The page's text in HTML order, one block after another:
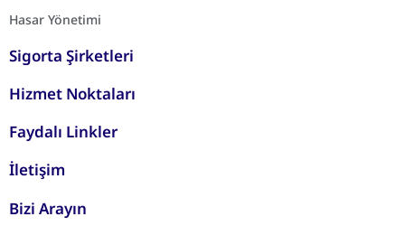
Hasar Yönetimi
Sigorta Şirketleri
Hizmet Noktaları
Faydalı Linkler
İletişim
Bizi Arayın